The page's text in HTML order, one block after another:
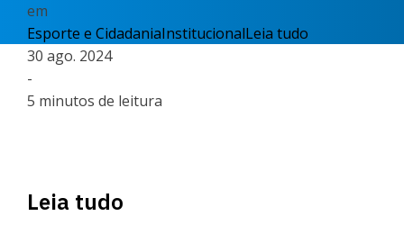
em
Esporte e CidadaniaInstitucionalLeia tudo
30 ago. 2024
-
5 minutos de leitura
Leia tudo